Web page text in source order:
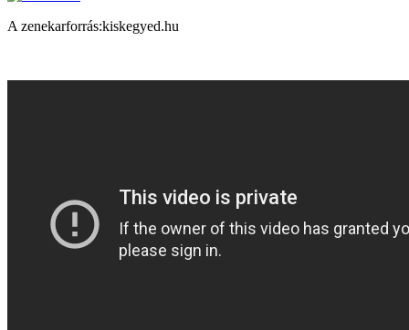
A zenekarforrás:kiskegyed.hu